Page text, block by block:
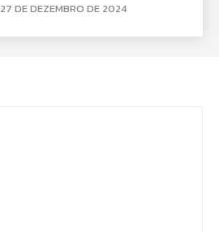
27 DE DEZEMBRO DE 2024